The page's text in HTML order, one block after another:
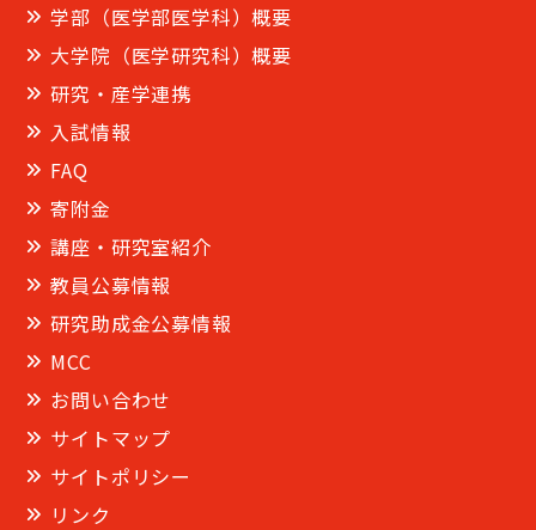
学部（医学部医学科）概要
大学院（医学研究科）概要
研究・産学連携
入試情報
FAQ
寄附金
講座・研究室紹介
教員公募情報
研究助成金公募情報
MCC
お問い合わせ
サイトマップ
サイトポリシー
リンク